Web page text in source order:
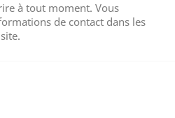
à tout moment. Vous
de contact dans les